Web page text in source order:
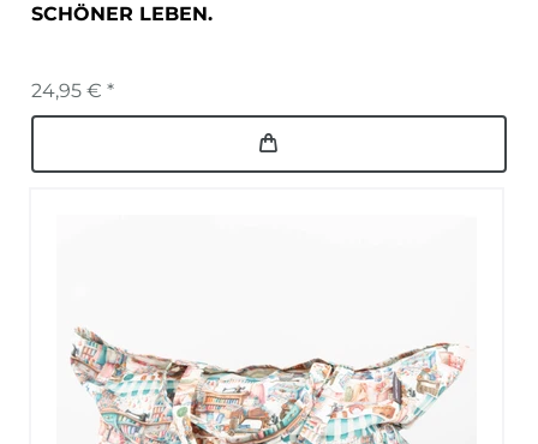
SCHÖNER LEBEN.
24,95 € *